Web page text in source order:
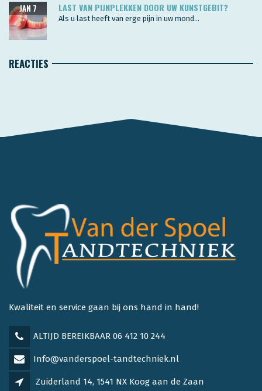
LAST VAN PIJNPLEKKEN DOOR UW KUNSTGEBIT?
JAN 7
Als u last heeft van erge pijn in uw mond...
REACTIES
Kwaliteit en service gaan bij ons hand in hand!
ALTIJD BEREIKBAAR 06 412 10 244
Info@vanderspoel-tandtechniek.nl
Zuiderland 14, 1541 NX Koog aan de Zaan